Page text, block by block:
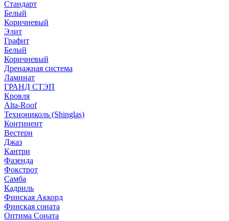
Стандарт
Белый
Коричневый
Элит
Графит
Белый
Коричневый
Дренажная система
Ламинат
ГРАНД СТЭП
Кровля
Alta-Roof
Технониколь (Shinglas)
Континент
Вестерн
Джаз
Кантри
Фазенда
Фокстрот
Самба
Кадриль
Финская Аккорд
Финская соната
Оптима Соната